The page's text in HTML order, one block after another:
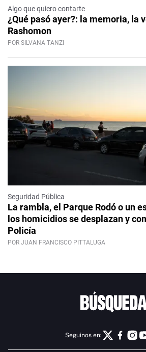
Algo que quiero contarte
¿Qué pasó ayer?: la memoria, la
Rashomon
POR SILVANA TANZI
Seguridad Pública
La rambla, el Parque Rodó o un
los homicidios se desplazan y
Policía
POR JUAN FRANCISCO PITTALUGA
Seguinos en: